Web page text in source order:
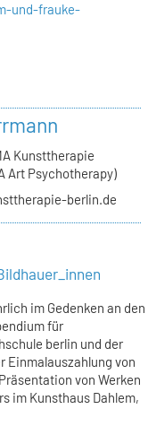
und-frauke-
Kunsttherapie
Art Psychotherapy)
berlin.de
im Gedenken an den
für
berlin und der
Einmalauszahlung von
von Werken
im Kunsthaus Dahlem,